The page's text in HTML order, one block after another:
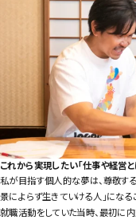
これから実現したい「仕事や経営
私が目指す個人的な夢は、尊敬す
景によらず生きていける人」になる
就職活動をしていた当時、最初に